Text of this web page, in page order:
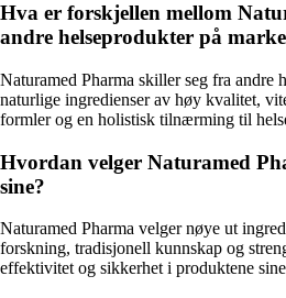
Hva er forskjellen mellom
andre helseprodukter på
Naturamed Pharma skiller seg fra andre
naturlige ingredienser av høy kvalitet,
formler og en holistisk tilnærming til
Hvordan velger Naturamed
sine?
Naturamed Pharma velger nøye ut
forskning, tradisjonell kunnskap og
effektivitet og sikkerhet i produktene